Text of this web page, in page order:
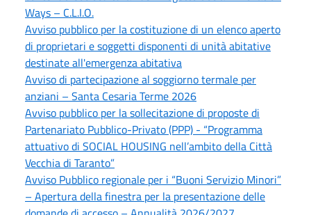
Ways – C.L.I.O.
Avviso pubblico per la costituzione di un elenco aperto
di proprietari e soggetti disponenti di unità abitative
destinate all'emergenza abitativa
Avviso di partecipazione al soggiorno termale per
anziani – Santa Cesaria Terme 2026
Avviso pubblico per la sollecitazione di proposte di
Partenariato Pubblico-Privato (PPP) - “Programma
attuativo di SOCIAL HOUSING nell’ambito della Città
Vecchia di Taranto”
Avviso Pubblico regionale per i “Buoni Servizio Minori”
– Apertura della finestra per la presentazione delle